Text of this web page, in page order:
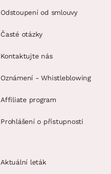
Odstoupení od smlouvy
Časté otázky
Kontaktujte nás
Oznámení - Whistleblowing
Affiliate program
Prohlášení o přístupnosti
Aktuální leták